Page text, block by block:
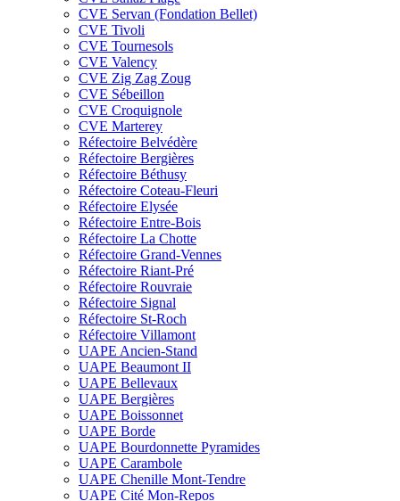
CVE Servan (Fondation Bellet)
CVE Tivoli
CVE Tournesols
CVE Valency
CVE Zig Zag Zoug
CVE Sébeillon
CVE Croquignole
CVE Marterey
Réfectoire Belvédère
Réfectoire Bergières
Réfectoire Béthusy
Réfectoire Coteau-Fleuri
Réfectoire Elysée
Réfectoire Entre-Bois
Réfectoire La Chotte
Réfectoire Grand-Vennes
Réfectoire Riant-Pré
Réfectoire Rouvraie
Réfectoire Signal
Réfectoire St-Roch
Réfectoire Villamont
UAPE Ancien-Stand
UAPE Beaumont II
UAPE Bellevaux
UAPE Bergières
UAPE Boissonnet
UAPE Borde
UAPE Bourdonnette Pyramides
UAPE Carambole
UAPE Chenille Mont-Tendre
UAPE Cité Mon-Repos